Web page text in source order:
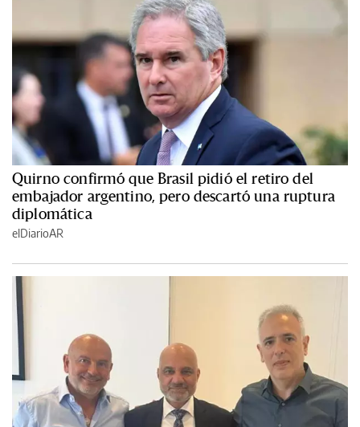
Quirno confirmó que Brasil pidió el retiro del
embajador argentino, pero descartó una ruptura
diplomática
elDiarioAR